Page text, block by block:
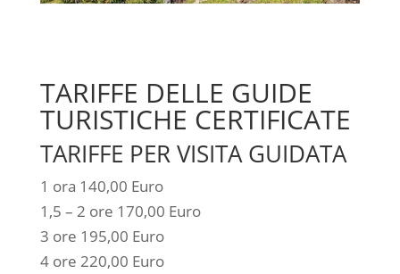
TARIFFE DELLE GUIDE
TURISTICHE CERTIFICATE
TARIFFE PER VISITA GUIDATA
1 ora 140,00 Euro
1,5 – 2 ore 170,00 Euro
3 ore 195,00 Euro
4 ore 220,00 Euro